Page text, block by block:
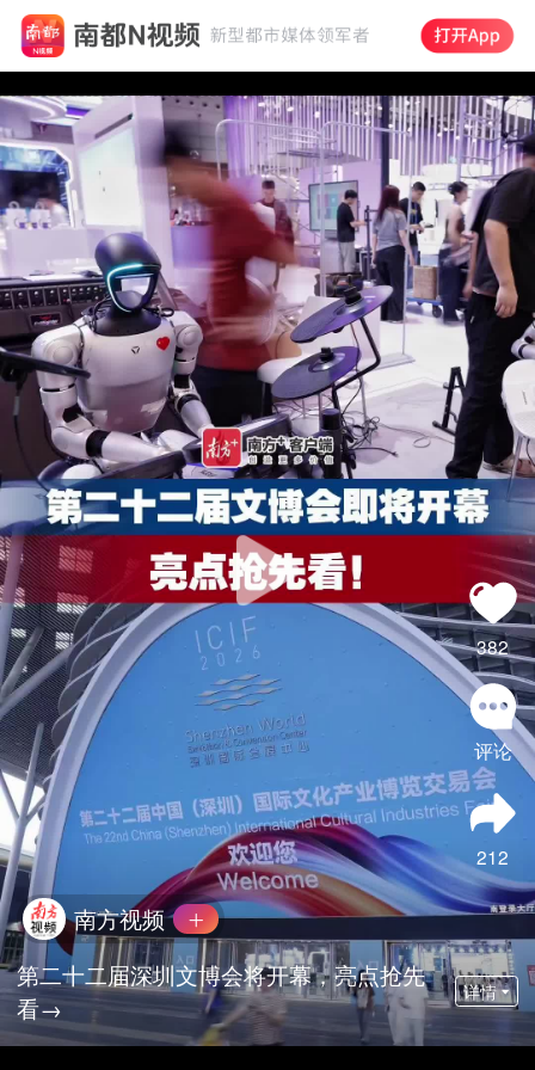
382
评论
212
南方视频
第二十二届深圳文博会将开幕，亮点抢先
看→
详情